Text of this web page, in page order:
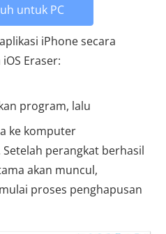
untuk PC
iPhone secara
Eraser:
program, lalu
ke komputer
Setelah perangkat berhasil
akan muncul,
proses penghapusan